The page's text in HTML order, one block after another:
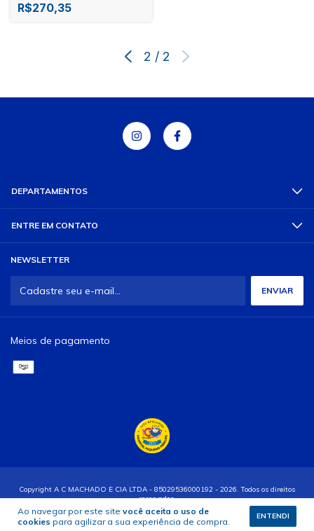
Ao navegar por este site você aceita o uso de
cookies para agilizar a sua experiência de compra.
ENTENDI
R$270,35
2 / 2
DEPARTAMENTOS
ENTRE EM CONTATO
NEWSLETTER
Meios de pagamento
Copyright A C MACHADO E CIA LTDA - 85029536000192 - 2026. Todos os direitos
reservados.